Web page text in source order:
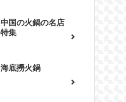
中国の火鍋の名店
特集
海底撈火鍋